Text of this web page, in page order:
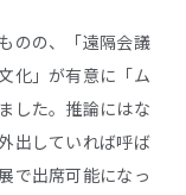
のの、「遠隔会議
化」が有意に「ム
した。推論にはな
出していれば呼ば
で出席可能になっ